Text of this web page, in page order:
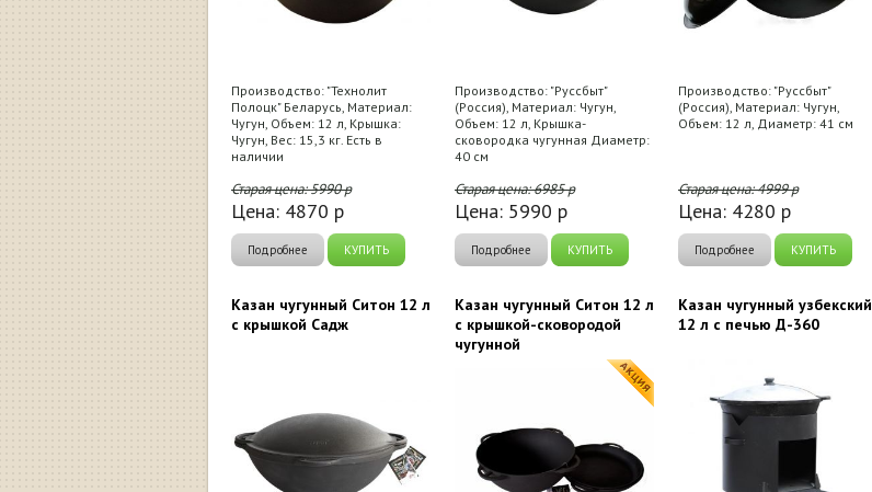
Производство: "Технолит
Полоцк" Беларусь, Материал:
Чугун, Объем: 12 л, Крышка:
Чугун, Вес: 15,3 кг. Есть в
наличии
Старая цена:5990р
Цена: 4870 р
Подробнее КУПИТЬ
Производство: "Руссбыт"
(Россия), Материал: Чугун,
Объем: 12 л, Крышка-
сковородка чугунная Диаметр:
40 см
Старая цена:6985р
Цена: 5990 р
Подробнее КУПИТЬ
Производство: "Руссбыт"
(Россия), Материал: Чугун,
Объем: 12 л, Диаметр: 41 см
Старая цена:4999р
Цена: 4280 р
Подробнее КУПИТЬ
Казан чугунный Ситон 12 л
с крышкой Садж
Казан чугунный Ситон 12 л
с крышкой-сковородой
чугунной
Казан чугунный узбекский
12 л с печью Д-360